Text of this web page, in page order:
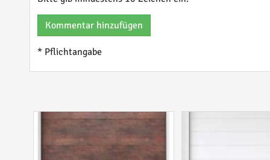
Kommentar hinzufügen
* Pflichtangabe